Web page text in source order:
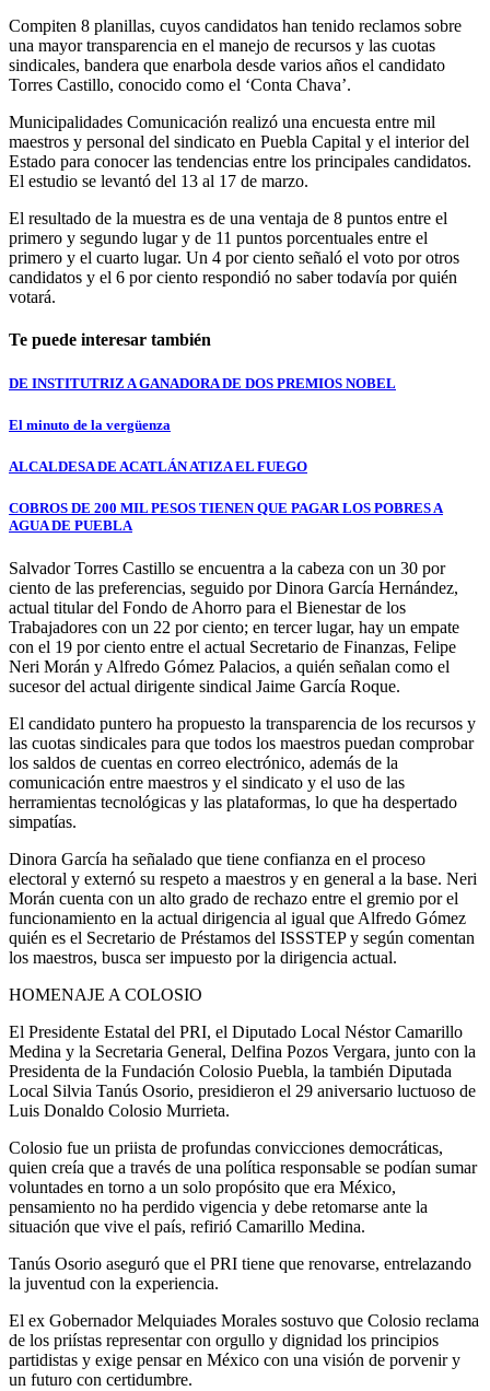
Compiten 8 planillas, cuyos candidatos han tenido reclamos sobre
una mayor transparencia en el manejo de recursos y las cuotas
sindicales, bandera que enarbola desde varios años el candidato
Torres Castillo, conocido como el ‘Conta Chava’.
Municipalidades Comunicación realizó una encuesta entre mil
maestros y personal del sindicato en Puebla Capital y el interior del
Estado para conocer las tendencias entre los principales candidatos.
El estudio se levantó del 13 al 17 de marzo.
El resultado de la muestra es de una ventaja de 8 puntos entre el
primero y segundo lugar y de 11 puntos porcentuales entre el
primero y el cuarto lugar. Un 4 por ciento señaló el voto por otros
candidatos y el 6 por ciento respondió no saber todavía por quién
votará.
Te puede interesar también
DE INSTITUTRIZ A GANADORA DE DOS PREMIOS NOBEL
El minuto de la vergüenza
ALCALDESA DE ACATLÁN ATIZA EL FUEGO
COBROS DE 200 MIL PESOS TIENEN QUE PAGAR LOS POBRES A
AGUA DE PUEBLA
Salvador Torres Castillo se encuentra a la cabeza con un 30 por
ciento de las preferencias, seguido por Dinora García Hernández,
actual titular del Fondo de Ahorro para el Bienestar de los
Trabajadores con un 22 por ciento; en tercer lugar, hay un empate
con el 19 por ciento entre el actual Secretario de Finanzas, Felipe
Neri Morán y Alfredo Gómez Palacios, a quién señalan como el
sucesor del actual dirigente sindical Jaime García Roque.
El candidato puntero ha propuesto la transparencia de los recursos y
las cuotas sindicales para que todos los maestros puedan comprobar
los saldos de cuentas en correo electrónico, además de la
comunicación entre maestros y el sindicato y el uso de las
herramientas tecnológicas y las plataformas, lo que ha despertado
simpatías.
Dinora García ha señalado que tiene confianza en el proceso
electoral y externó su respeto a maestros y en general a la base. Neri
Morán cuenta con un alto grado de rechazo entre el gremio por el
funcionamiento en la actual dirigencia al igual que Alfredo Gómez
quién es el Secretario de Préstamos del ISSSTEP y según comentan
los maestros, busca ser impuesto por la dirigencia actual.
HOMENAJE A COLOSIO
El Presidente Estatal del PRI, el Diputado Local Néstor Camarillo
Medina y la Secretaria General, Delfina Pozos Vergara, junto con la
Presidenta de la Fundación Colosio Puebla, la también Diputada
Local Silvia Tanús Osorio, presidieron el 29 aniversario luctuoso de
Luis Donaldo Colosio Murrieta.
Colosio fue un priista de profundas convicciones democráticas,
quien creía que a través de una política responsable se podían sumar
voluntades en torno a un solo propósito que era México,
pensamiento no ha perdido vigencia y debe retomarse ante la
situación que vive el país, refirió Camarillo Medina.
Tanús Osorio aseguró que el PRI tiene que renovarse, entrelazando
la juventud con la experiencia.
El ex Gobernador Melquiades Morales sostuvo que Colosio reclama
de los priístas representar con orgullo y dignidad los principios
partidistas y exige pensar en México con una visión de porvenir y
un futuro con certidumbre.